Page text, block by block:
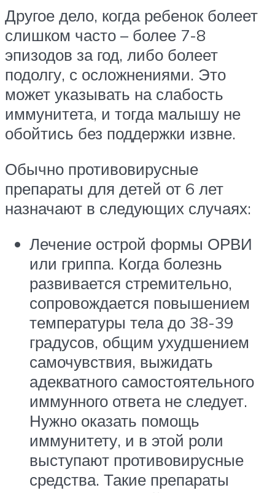
Другое дело, когда ребенок болеет
слишком часто – более 7-8
эпизодов за год, либо болеет
подолгу, с осложнениями. Это
может указывать на слабость
иммунитета, и тогда малышу не
обойтись без поддержки извне.
Обычно противовирусные
препараты для детей от 6 лет
назначают в следующих случаях:
Лечение острой формы ОРВИ
или гриппа. Когда болезнь
развивается стремительно,
сопровождается повышением
температуры тела до 38-39
градусов, общим ухудшением
самочувствия, выжидать
адекватного самостоятельного
иммунного ответа не следует.
Нужно оказать помощь
иммунитету, и в этой роли
выступают противовирусные
средства. Такие препараты